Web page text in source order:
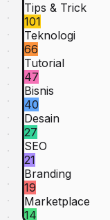
Tips & Trick
101
Teknologi
66
Tutorial
47
Bisnis
40
Desain
27
SEO
21
Branding
19
Marketplace
14